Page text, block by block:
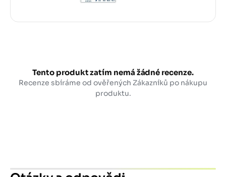
Tento produkt zatím nemá žádné recenze.
Recenze sbíráme od ověřených Zákazníků po nákupu
produktu.